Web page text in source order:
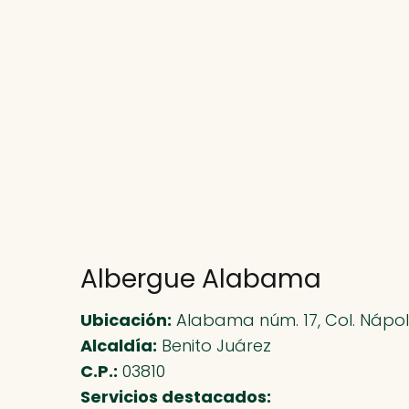
Albergue Alabama
Ubicación: Alabama núm. 17, Col.
Alcaldía: Benito Juárez
C.P.: 03810
Servicios destacados: